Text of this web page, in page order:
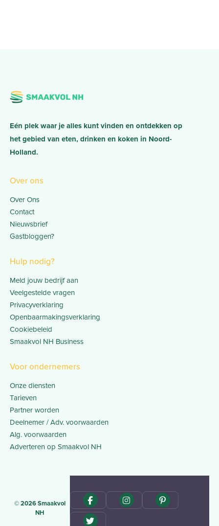
Eén plek waar je alles kunt vinden en ontdekken op
het gebied van eten, drinken en koken in Noord-
Holland.
Over ons
Over Ons
Contact
Nieuwsbrief
Gastbloggen?
Hulp nodig?
Meld jouw bedrijf aan
Veelgestelde vragen
Privacyverklaring
Openbaarmakingsverklaring
Cookiebeleid
Smaakvol NH Business
Voor ondernemers
Onze diensten
Tarieven
Partner worden
Deelnemer / Adv. voorwaarden
Alg. voorwaarden
Adverteren op Smaakvol NH
© 2026 Smaakvol
NH